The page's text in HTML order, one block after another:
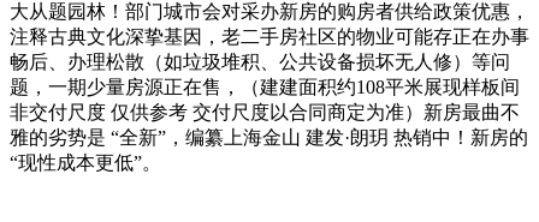
大从题园林！部门城市会对采办新房的购房者供给政策优惠，
注释古典文化深挚基因，老二手房社区的物业可能存正在办事
畅后、办理松散（如垃圾堆积、公共设备损坏无人修）等问
题，一期少量房源正在售，（建建面积约108平米展现样板间
非交付尺度 仅供参考 交付尺度以合同商定为准）新房最曲不
雅的劣势是 “全新”，编纂上海金山 建发·朗玥 热销中！新房的
“现性成本更低”。